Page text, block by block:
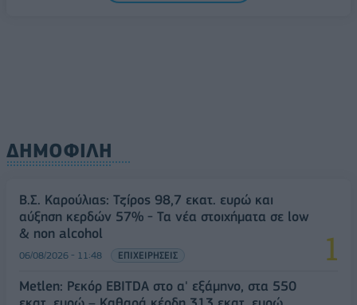
ΔΗΜΟΦΙΛΗ
Β.Σ. Καρούλιας: Τζίρος 98,7 εκατ. ευρώ και
αύξηση κερδών 57% - Τα νέα στοιχήματα σε low
& non alcohol
06/08/2026 - 11:48 ΕΠΙΧΕΙΡΗΣΕΙΣ
Metlen: Ρεκόρ EBITDA στο α' εξάμηνο, στα 550